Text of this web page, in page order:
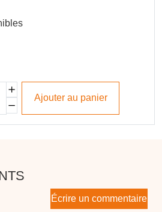
Ajouter au panier
Écrire un commentaire